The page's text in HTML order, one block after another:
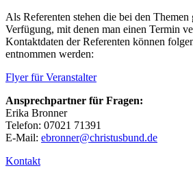
Als Referenten stehen die bei den Themen
Verfügung, mit denen man einen Termin
Kontaktdaten der Referenten können
entnommen werden:
Flyer für Veranstalter
Ansprechpartner für Fragen:
Erika Bronner
Telefon: 07021 71391
E-Mail: ebronner@christusbund.de
Kontakt